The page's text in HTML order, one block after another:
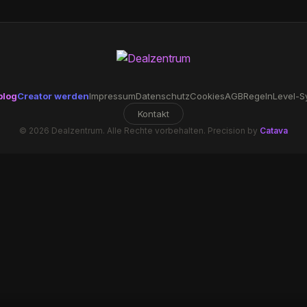
Creator werdenImpressumDatenschutzCookiesAGBRegelnLevel-
Kontakt
© 2026 Dealzentrum. Alle Rechte vorbehalten. Precision by Catava